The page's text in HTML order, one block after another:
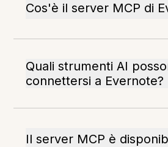
Cos'è il server MCP di
Quali strumenti AI
connettersi a Evernote?
Il server MCP è